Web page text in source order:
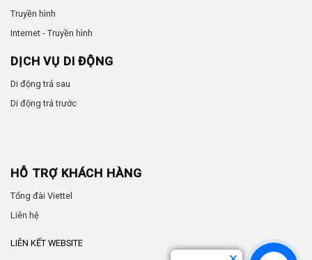
Truyền hình
Internet - Truyền hình
DỊCH VỤ DI ĐỘNG
Di động trả sau
Di động trả trước
HỖ TRỢ KHÁCH HÀNG
Tổng đài Viettel
Liên hệ
LIÊN KẾT WEBSITE